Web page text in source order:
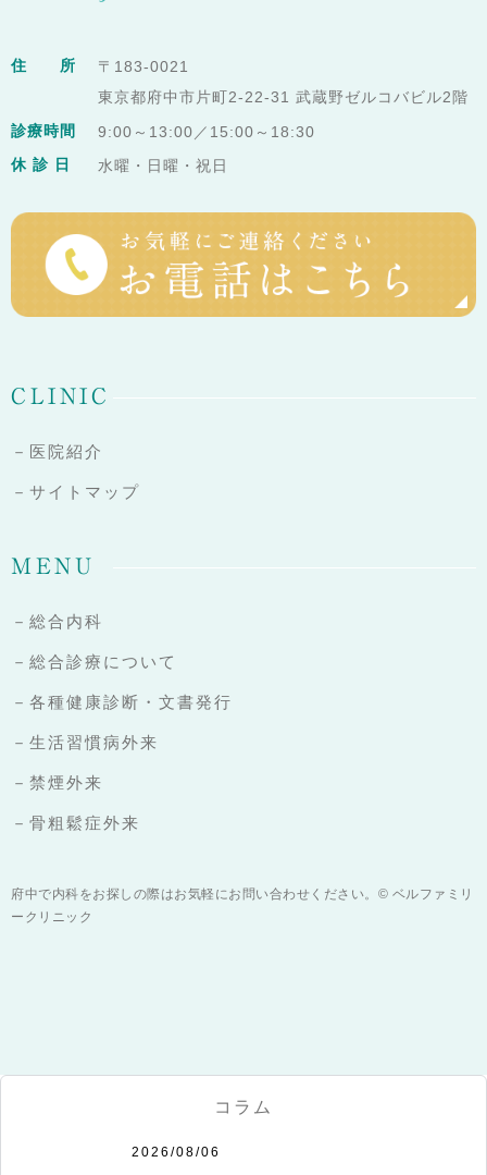
住 所
〒183-0021
東京都府中市片町2-22-31 武蔵野ゼルコバビル2階
診療時間
9:00～13:00／15:00～18:30
休 診 日
水曜・日曜・祝日
CLINIC
－医院紹介
－サイトマップ
MENU
－総合内科
－総合診療について
－各種健康診断・文書発行
－生活習慣病外来
－禁煙外来
－骨粗鬆症外来
府中で内科をお探しの際はお気軽にお問い合わせください。© ベルファミリ
ークリニック
コラム
2026/08/06